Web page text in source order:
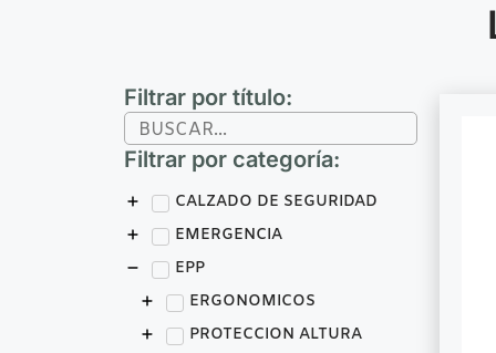
Filtrar por título:
Filtrar por categoría:
CALZADO DE SEGURIDAD
EMERGENCIA
EPP
ERGONOMICOS
PROTECCION ALTURA